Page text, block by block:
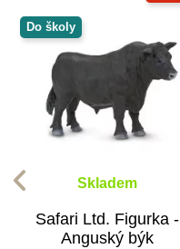
Do školy
Skladem
Safari Ltd. Figurka -
Anguský býk